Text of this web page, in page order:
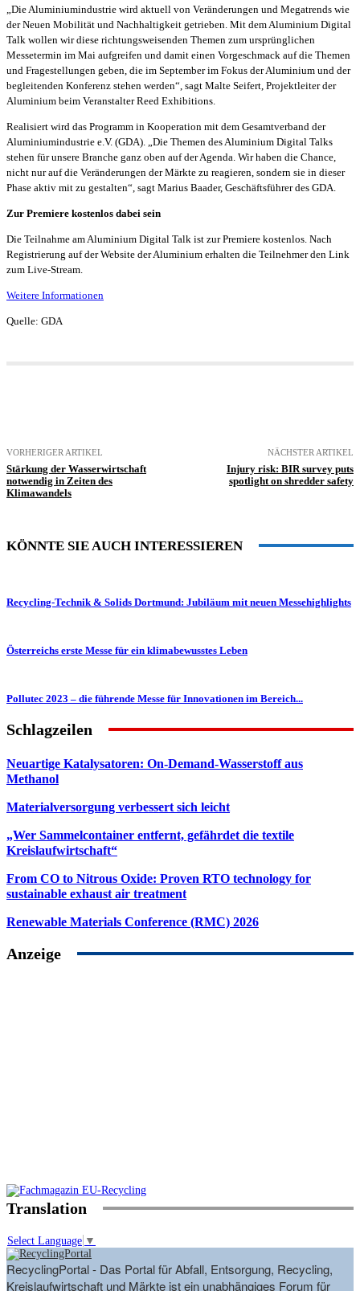
„Die Aluminiumindustrie wird aktuell von Veränderungen und Megatrends wie
der Neuen Mobilität und Nachhaltigkeit getrieben. Mit dem Aluminium Digital
Talk wollen wir diese richtungsweisenden Themen zum ursprünglichen
Messetermin im Mai aufgreifen und damit einen Vorgeschmack auf die Themen
und Fragestellungen geben, die im September im Fokus der Aluminium und der
begleitenden Konferenz stehen werden“, sagt Malte Seifert, Projektleiter der
Aluminium beim Veranstalter Reed Exhibitions.
Realisiert wird das Programm in Kooperation mit dem Gesamtverband der
Aluminiumindustrie e.V. (GDA). „Die Themen des Aluminium Digital Talks
stehen für unsere Branche ganz oben auf der Agenda. Wir haben die Chance,
nicht nur auf die Veränderungen der Märkte zu reagieren, sondern sie in dieser
Phase aktiv mit zu gestalten“, sagt Marius Baader, Geschäftsführer des GDA.
Zur Premiere kostenlos dabei sein
Die Teilnahme am Aluminium Digital Talk ist zur Premiere kostenlos. Nach
Registrierung auf der Website der Aluminium erhalten die Teilnehmer den Link
zum Live-Stream.
Weitere Informationen
Quelle: GDA
VORHERIGER ARTIKEL
Stärkung der Wasserwirtschaft
notwendig in Zeiten des
Klimawandels
NÄCHSTER ARTIKEL
Injury risk: BIR survey puts
spotlight on shredder safety
KÖNNTE SIE AUCH INTERESSIEREN
Recycling-Technik & Solids Dortmund: Jubiläum mit neuen Messehighlights
Österreichs erste Messe für ein klimabewusstes Leben
Pollutec 2023 – die führende Messe für Innovationen im Bereich...
Schlagzeilen
Neuartige Katalysatoren: On-Demand-Wasserstoff aus
Methanol
Materialversorgung verbessert sich leicht
„Wer Sammelcontainer entfernt, gefährdet die textile
Kreislaufwirtschaft“
From CO to Nitrous Oxide: Proven RTO technology for
sustainable exhaust air treatment
Renewable Materials Conference (RMC) 2026
Anzeige
Translation
Select Language ▼
RecyclingPortal - Das Portal für Abfall, Entsorgung, Recycling,
Kreislaufwirtschaft und Märkte ist ein unabhängiges Forum für